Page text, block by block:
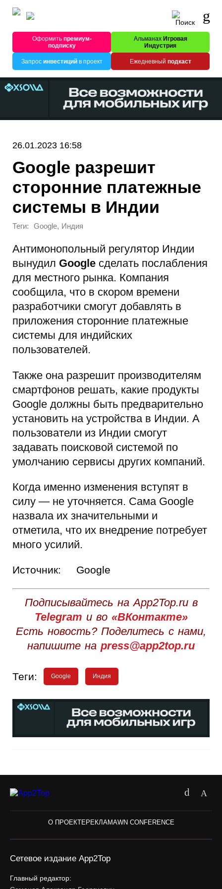
Оформитьпремиум-
подписку
Альманах Игровая
Индустрия
Запрос инвестицийв проект Ежедневный подкаст
26.01.2023 16:58
Google разрешит
сторонние платежные
системы в Индии
Теги: Google, Индия
Антимонопольный регулятор Индии
вынудил Google сделать послабления
для местного рынка. Компания
сообщила, что в скором времени
разработчики смогут добавлять в
приложения сторонние платежные
системы для индийских
пользователей.
Также она разрешит производителям
смартфонов решать, какие продукты
Google должны быть предварительно
установить на устройства в Индии. А
пользователи из Индии смогут
задавать поисковой системой по
умолчанию сервисы других компаний.
Когда именно изменения вступят в
силу — не уточняется. Сама Google
назвала их значительными и
отметила, что их внедрение потребует
много усилий.
Источник: Google
Подписывайтесь на App2Top.ru в
Telegram и во «ВКонтакте»
Есть новость? Поделитесь с нами,
напишите на press@app2top.ru
Теги: Google Индия
О ПРОЕКТЕРЕКЛАМАWN CONFERENCE
Сетевое издание App2Top
Главный редактор: